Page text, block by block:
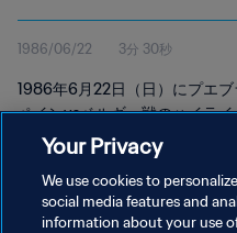
｜ハイライト
1986/06/22 3分 30秒
1986年6月22日（日）にプエ
ペインvsベルギー戦のハイラ
Your Privacy
We use cookies to
social media features and
information about your use